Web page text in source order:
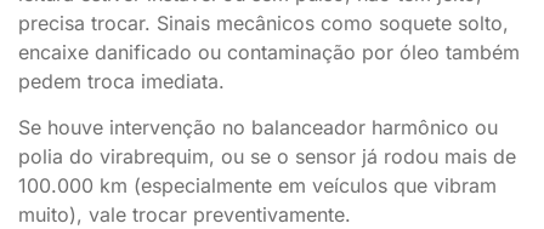
precisa trocar. Sinais mecânicos como soquete solto,
encaixe danificado ou contaminação por óleo também
pedem troca imediata.
Se houve intervenção no balanceador harmônico ou
polia do virabrequim, ou se o sensor já rodou mais de
100.000 km (especialmente em veículos que vibram
muito), vale trocar preventivamente.